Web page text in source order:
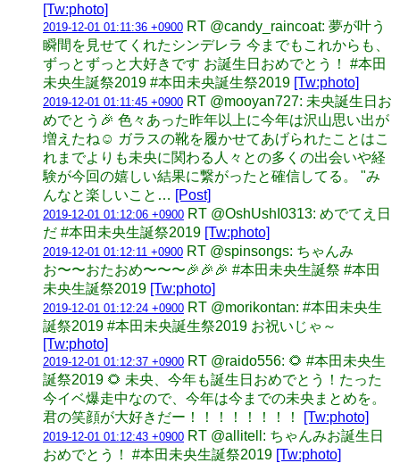
[Tw:photo]
2019-12-01 01:11:36 +0900 RT @candy_raincoat: 夢が叶う
瞬間を見せてくれたシンデレラ 今までもこれからも、
ずっとずっと大好きです お誕生日おめでとう！ #本田
未央生誕祭2019 #本田未央誕生祭2019 [Tw:photo]
2019-12-01 01:11:45 +0900 RT @mooyan727: 未央誕生日お
めでとう🎉 色々あった昨年以上に今年は沢山思い出が
増えたね☺️ ガラスの靴を履かせてあげられたことはこ
れまでよりも未央に関わる人々との多くの出会いや経
験が今回の嬉しい結果に繋がったと確信してる。 "み
んなと楽しいこと… [Post]
2019-12-01 01:12:06 +0900 RT @OshUshI0313: めでてえ日
だ #本田未央生誕祭2019 [Tw:photo]
2019-12-01 01:12:11 +0900 RT @spinsongs: ちゃんみ
お〜〜おたおめ〜〜〜🎉🎉🎉 #本田未央生誕祭 #本田
未央生誕祭2019 [Tw:photo]
2019-12-01 01:12:24 +0900 RT @morikontan: #本田未央生
誕祭2019 #本田未央誕生祭2019 お祝いじゃ～
[Tw:photo]
2019-12-01 01:12:37 +0900 RT @raido556: 🌻 #本田未央生
誕祭2019 🌻 未央、今年も誕生日おめでとう！たった
今イベ爆走中なので、今年は今までの未央まとめを。
君の笑顔が大好きだー！！！！！！！！
[Tw:photo]
2019-12-01 01:12:43 +0900 RT @allitell: ちゃんみお誕生日
おめでとう！ #本田未央生誕祭2019 [Tw:photo]